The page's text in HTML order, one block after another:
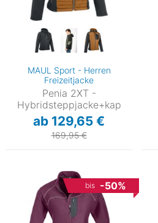
MAUL Sport - Herren
Freizeitjacke
Penia 2XT -
Hybridsteppjacke+kap
ab 129,65 €
169,95 €
bis -50%